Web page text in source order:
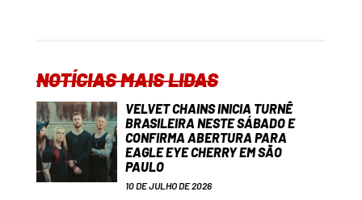
NOTÍCIAS MAIS LIDAS
VELVET CHAINS INICIA TURNÊ
BRASILEIRA NESTE SÁBADO E
CONFIRMA ABERTURA PARA
EAGLE EYE CHERRY EM SÃO
PAULO
10 DE JULHO DE 2026